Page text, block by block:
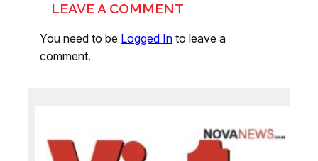
LEAVE A COMMENT
You need to be Logged In to leave a
comment.